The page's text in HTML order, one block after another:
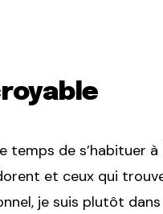
temps de s’habituer
et ceux qui
je suis plutôt dans